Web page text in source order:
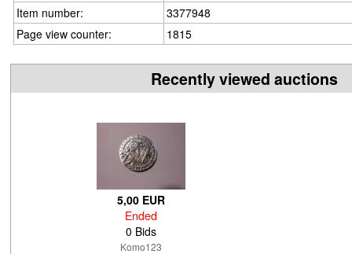
Item number:
3377948
Page view counter:
1815
Recently viewed auctions
5,00 EUR
Ended
0 Bids
Komo123